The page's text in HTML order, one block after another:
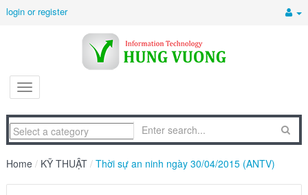
login or register
Home / KỸ THUẬT / Thời sự an ninh ngày 30/04/2015 (ANTV)